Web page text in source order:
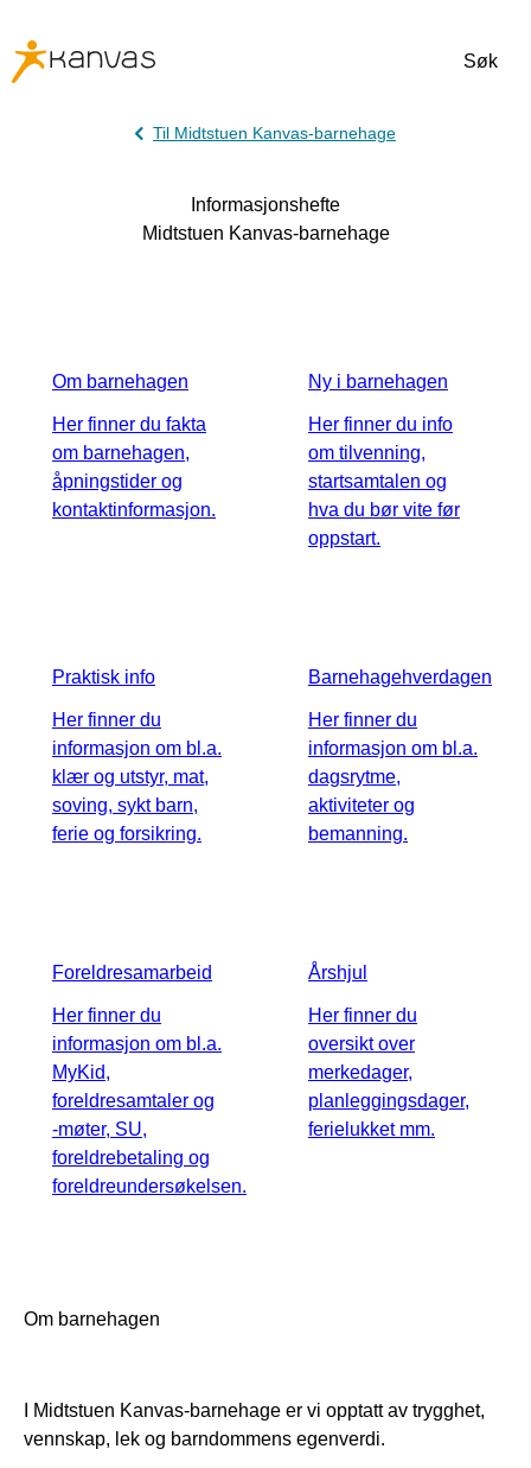
Søk
Til Midtstuen Kanvas-barnehage
Informasjonshefte
Midtstuen Kanvas-barnehage
Om barnehagen
Her finner du fakta
om barnehagen,
åpningstider og
kontaktinformasjon.
Ny i barnehagen
Her finner du info
om tilvenning,
startsamtalen og
hva du bør vite før
oppstart.
Praktisk info
Her finner du
informasjon om bl.a.
klær og utstyr, mat,
soving, sykt barn,
ferie og forsikring.
Barnehagehverdagen
Her finner du
informasjon om bl.a.
dagsrytme,
aktiviteter og
bemanning.
Foreldresamarbeid
Her finner du
informasjon om bl.a.
MyKid,
foreldresamtaler og
-møter, SU,
foreldrebetaling og
foreldreundersøkelsen.
Årshjul
Her finner du
oversikt over
merkedager,
planleggingsdager,
ferielukket mm.
Om barnehagen
I Midtstuen Kanvas-barnehage er vi opptatt av trygghet,
vennskap, lek og barndommens egenverdi.